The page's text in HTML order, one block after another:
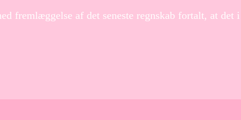
fremlæggelse af det seneste regnskab fortalt, at det i